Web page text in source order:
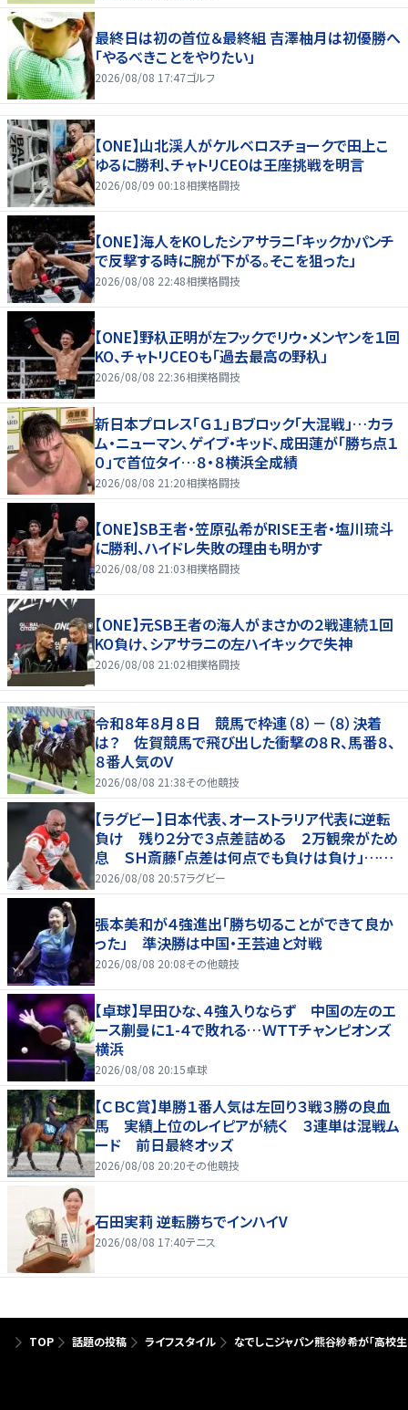
最終日は初の首位＆最終組 吉澤柚月は初優勝へ
「やるべきことをやりたい」
2026/08/08 17:47ゴルフ
【ONE】山北渓人がケルベロスチョークで田上こ
ゆるに勝利、チャトリCEOは王座挑戦を明言
2026/08/09 00:18相撲格闘技
【ONE】海人をKOしたシアサラニ「キックかパンチ
で反撃する時に腕が下がる。そこを狙った」
2026/08/08 22:48相撲格闘技
【ONE】野杁正明が左フックでリウ・メンヤンを１回
KO、チャトリCEOも「過去最高の野杁」
2026/08/08 22:36相撲格闘技
新日本プロレス「Ｇ１」Ｂブロック「大混戦」…カラ
ム・ニューマン、ゲイブ・キッド、成田蓮が「勝ち点１
０」で首位タイ…８・８横浜全成績
2026/08/08 21:20相撲格闘技
【ONE】SB王者・笠原弘希がRISE王者・塩川琉斗
に勝利、ハイドレ失敗の理由も明かす
2026/08/08 21:03相撲格闘技
【ONE】元SB王者の海人がまさかの２戦連続１回
KO負け、シアサラニの左ハイキックで失神
2026/08/08 21:02相撲格闘技
令和８年８月８日 競馬で枠連（８）－（８）決着
は？ 佐賀競馬で飛び出した衝撃の８Ｒ、馬番８、
８番人気のＶ
2026/08/08 21:38その他競技
【ラグビー】日本代表、オーストラリア代表に逆転
負け 残り２分で３点差詰める ２万観衆がため
息 ＳＨ斎藤「点差は何点でも負けは負け」…前
半にＳＯ伊藤龍が先制トライ、３２ー３５で惜敗
2026/08/08 20:57ラグビー
張本美和が４強進出「勝ち切ることができて良か
った」 準決勝は中国・王芸迪と対戦
2026/08/08 20:08その他競技
【卓球】早田ひな、４強入りならず 中国の左のエ
ース蒯曼に１-４で敗れる…ＷＴＴチャンピオンズ
横浜
2026/08/08 20:15卓球
【ＣＢＣ賞】単勝１番人気は左回り３戦３勝の良血
馬 実績上位のレイピアが続く ３連単は混戦ム
ード 前日最終オッズ
2026/08/08 20:20その他競技
石田実莉 逆転勝ちでインハイV
2026/08/08 17:40テニス
TOP 話題の投稿 ライフスタイル なでしこジャパン熊谷紗希が「高校